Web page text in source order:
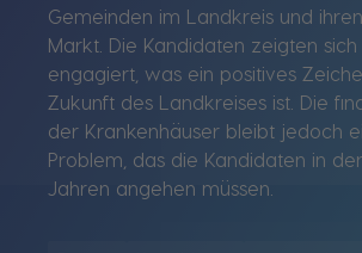
Gemeinden im Landkreis und
Markt. Die Kandidaten zeigten
engagiert, was ein positives
Zukunft des Landkreises ist. Die
der Krankenhäuser bleibt jedoch
Problem, das die Kandidaten in
Jahren angehen müssen.